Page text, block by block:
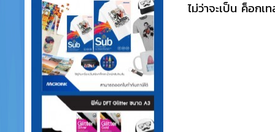
ไม่ว่าจะเป็น ค็อก